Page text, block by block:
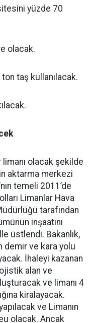
yüzde 70
olacak.
taş kullanılacak.
limanı olacak şekilde
aktarma merkezi
temeli 2011’de
Limanlar Hava
tarafından
inşaatını
üstlendi. Bakanlık,
demir ve kara yolu
İhaleyi kazanan
lojistik alan ve
ve limanı 4
kiralayacak.
ve Limanın
olacak. Ancak